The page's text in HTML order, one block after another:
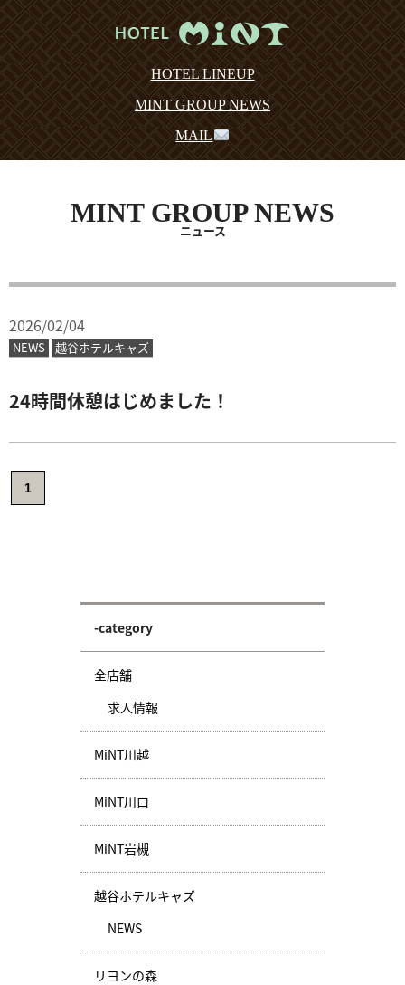
HOTEL LINEUP
MINT GROUP NEWS
MAIL
MINT GROUP NEWS
ニュース
2026/02/04
NEWS 越谷ホテルキャズ
24時間休憩はじめました！
1
-category
全店舗
求人情報
MiNT川越
MiNT川口
MiNT岩槻
越谷ホテルキャズ
NEWS
リヨンの森